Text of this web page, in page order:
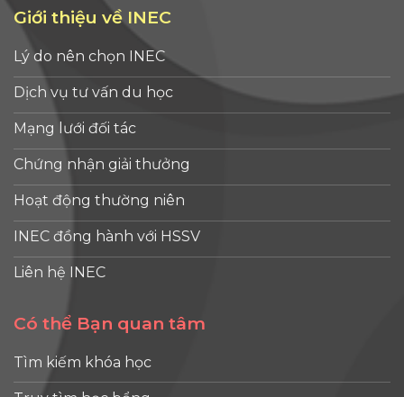
Giới thiệu về INEC
Lý do nên chọn INEC
Dịch vụ tư vấn du học
Mạng lưới đối tác
Chứng nhận giải thưởng
Hoạt động thường niên
INEC đồng hành với HSSV
Liên hệ INEC
Có thể Bạn quan tâm
Tìm kiếm khóa học